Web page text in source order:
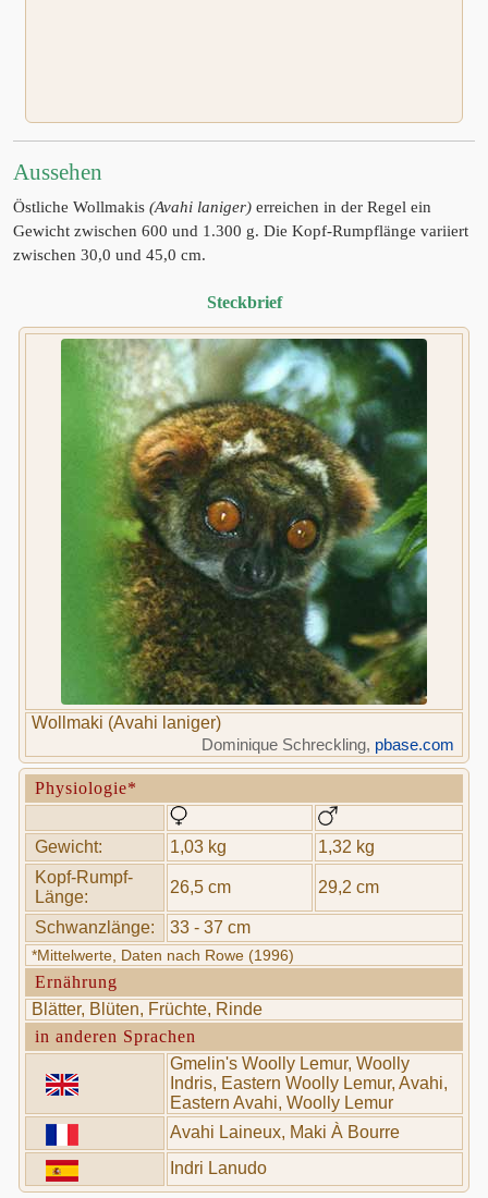
Aussehen
Östliche Wollmakis (Avahi laniger) erreichen in der Regel ein
Gewicht zwischen 600 und 1.300 g. Die Kopf-Rumpflänge variiert
zwischen 30,0 und 45,0 cm.
Steckbrief
Wollmaki (Avahi laniger)
Dominique Schreckling, pbase.com
Physiologie*
Gewicht: 1,03 kg
1,32 kg
Kopf-Rumpf-
Länge:
26,5 cm 29,2 cm
Schwanzlänge: 33 - 37 cm
*Mittelwerte, Daten nach Rowe (1996)
Ernährung
Blätter, Blüten, Früchte, Rinde
in anderen Sprachen
Gmelin's Woolly Lemur, Woolly
Indris, Eastern Woolly Lemur, Avahi,
Eastern Avahi, Woolly Lemur
Avahi Laineux, Maki À Bourre
Indri Lanudo